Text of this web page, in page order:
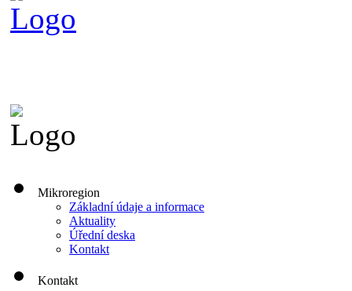
Mikroregion
Základní údaje a informace
Aktuality
Úřední deska
Kontakt
Kontakt